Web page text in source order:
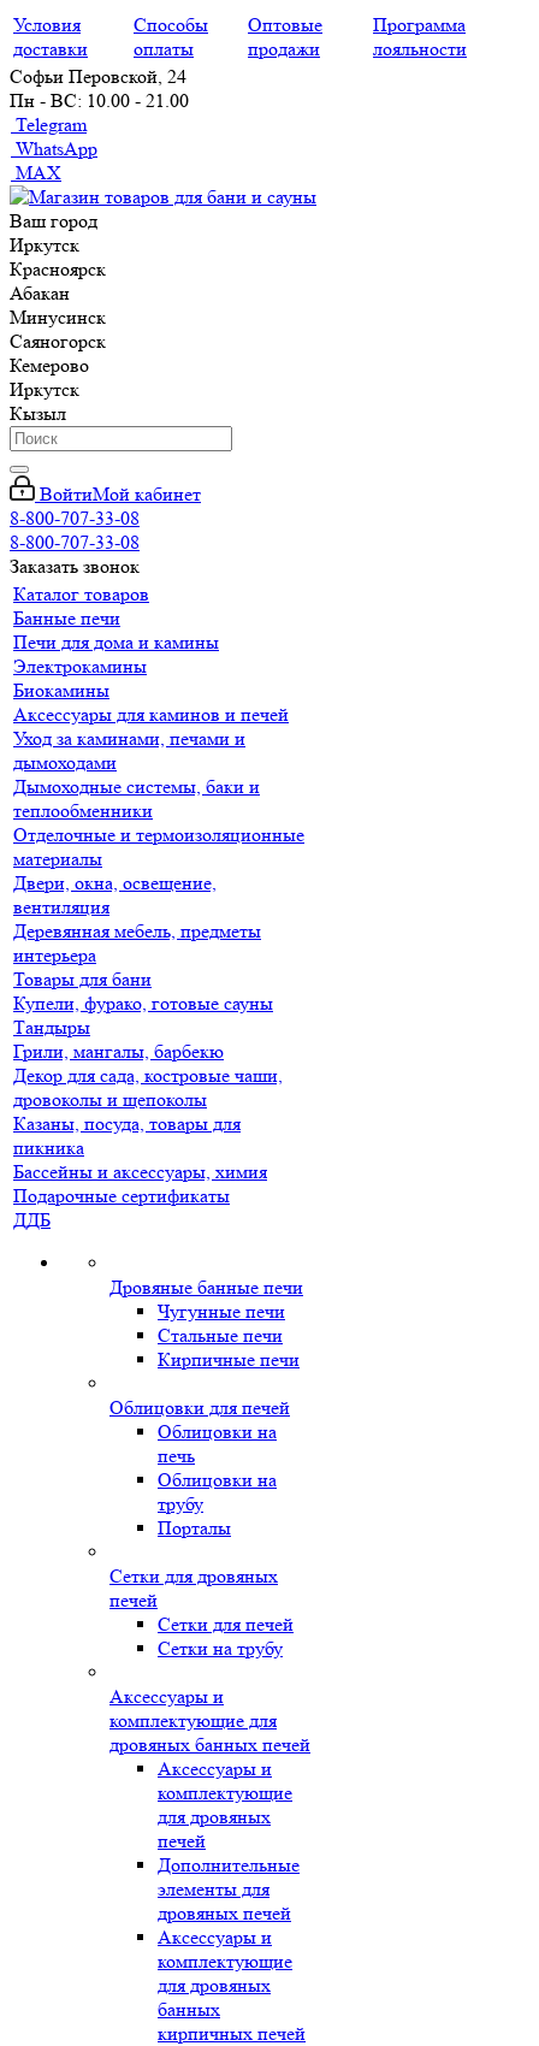
Условия
доставки
Способы
оплаты
Оптовые
продажи
Программа
лояльности
Софьи Перовской, 24
Пн - ВС: 10.00 - 21.00
Telegram
WhatsApp
MAX
Ваш город
Иркутск
Красноярск
Абакан
Минусинск
Саяногорск
Кемерово
Иркутск
Кызыл
ВойтиМой кабинет
8-800-707-33-08
8-800-707-33-08
Заказать звонок
Каталог товаров
Банные печи
Печи для дома и камины
Электрокамины
Биокамины
Аксессуары для каминов и печей
Уход за каминами, печами и
дымоходами
Дымоходные системы, баки и
теплообменники
Отделочные и термоизоляционные
материалы
Двери, окна, освещение,
вентиляция
Деревянная мебель, предметы
интерьера
Товары для бани
Купели, фурако, готовые сауны
Тандыры
Грили, мангалы, барбекю
Декор для сада, костровые чаши,
дровоколы и щепоколы
Казаны, посуда, товары для
пикника
Бассейны и аксессуары, химия
Подарочные сертификаты
ДДБ
Дровяные банные печи
Чугунные печи
Стальные печи
Кирпичные печи
Облицовки для печей
Облицовки на
печь
Облицовки на
трубу
Порталы
Сетки для дровяных
печей
Сетки для печей
Сетки на трубу
Аксессуары и
комплектующие для
дровяных банных печей
Аксессуары и
комплектующие
для дровяных
печей
Дополнительные
элементы для
дровяных печей
Аксессуары и
комплектующие
для дровяных
банных
кирпичных печей